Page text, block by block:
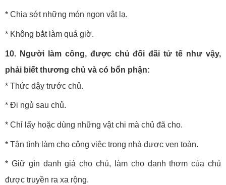
* Chia sớt những món ngon vật lạ.
* Không bắt làm quá giờ.
10. Người làm công, được chủ đối đãi tử tế như vậy,
phải biết thương chủ và có bổn phận:
* Thức dậy trước chủ.
* Đi ngủ sau chủ.
* Chỉ lấy hoặc dùng những vật chi mà chủ đã cho.
* Tận tình làm cho công việc trong nhà được vẹn toàn.
* Giữ gìn danh giá cho chủ, làm cho danh thơm của chủ
được truyền ra xa rộng.